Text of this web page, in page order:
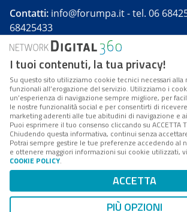
Contatti: info@forumpa.it- tel. 06
68425433
Forumpa.itè una pubblicazione
presso Registro della stampa del
Reg. n. 182 del 2 maggio 2008 -
Stentella
FPA s.r.l. è società soggetta a
Coordinamento da parte di Digital360
è un'azienda certificata per il sistema
Codice Fiscale/Partita IVA n.
n. 1249791. ISP AWS
Mappa del sito
I tuoi contenuti, la tua privacy!
Su questo sito utilizziamo cookie tecnici necessari alla
funzionali all’erogazione del servizio. Utilizziamo i
un’esperienza di navigazione sempre migliore, per
le nostre funzionalità social e per consentirti di
marketing aderenti alle tue abitudini di navigazione e
Puoi esprimere il tuo consenso cliccando su ACCETTA
Chiudendo questa informativa, continui senza
Potrai sempre gestire le tue preferenze accedendo al
e ottenere maggiori informazioni sui cookie utilizzati,
COOKIE POLICY.
ACCETTA
PIÙ OPZIONI